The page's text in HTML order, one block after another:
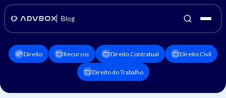
Blog
Direito Recursos Direito Contratual Direito Civil
Direito do Trabalho